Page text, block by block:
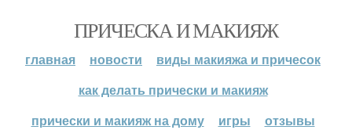
ПРИЧЕСКА И МАКИЯЖ
главная новости
виды макияжа и причесок
как делать прически и макияж
прически и макияж на дому
игры отзывы